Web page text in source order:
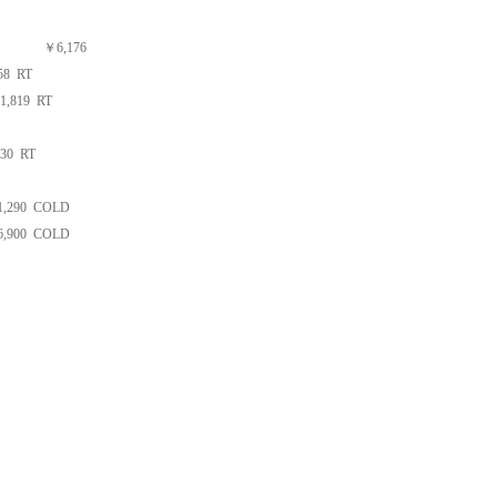
￥ 6,176
RT
1,819 RT
RT
COLD
COLD